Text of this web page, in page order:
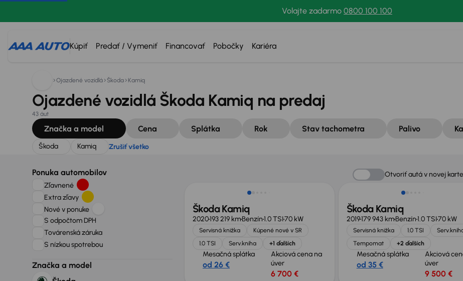
Volajte zadarmo 0800 100 100
Kúpiť Predať / Vymeniť Financovať Pobočky Kariéra
Hľadáte: Zrušiť všetko
Ojazdené vozidlá Škoda Kamiq
Ojazdené vozidlá Škoda Kamiq na predaj
43 áut
Značka a model Cena Splátka Rok Stav tachometra Palivo
Škoda Kamiq Zrušiť všetko
Ponuka automobilov
Zľavnené
Extra zľavy
Nové v ponuke
S odpočtom DPH
Továrenská záruka
S nízkou spotrebou
Značka a model
Otvoriť autá v novej karte
Škoda Kamiq
2020193 219 kmBenzín1.0 TSI70 kW
Servisná knižka
Kúpené nové v SR
1.0 TSI
Serv.kniha +1 ďalších
Mesačná splátka
od 26 €
Akciová cena na
úver
6 700 €
Škoda Kamiq
2019179 943 kmBenzín1.0 TSI70 kW
Servisná knižka 1.0 TSI
Tempomat
+2 ďalších
Mesačná splátka
od 35 €
Akciová
úver
9 500 €